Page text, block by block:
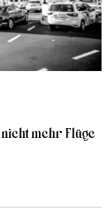
mehr Flüge